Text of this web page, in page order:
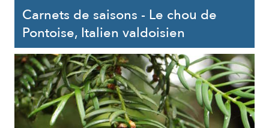
Carnets de saisons - Le chou de
Pontoise, Italien valdoisien